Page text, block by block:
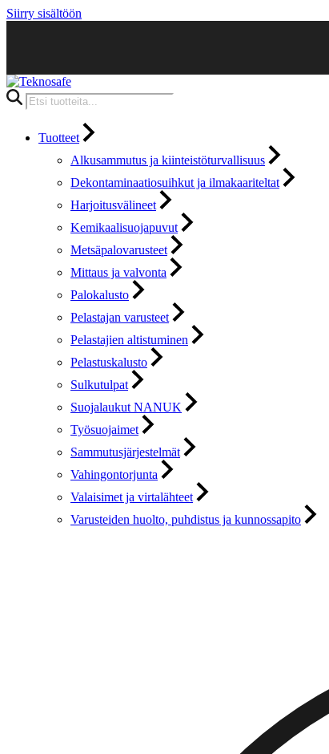
Siirry sisältöön
Products
search
Tuotteet
Alkusammutus ja kiinteistöturvallisuus
Dekontaminaatiosuihkut ja ilmakaariteltat
Harjoitusvälineet
Kemikaalisuojapuvut
Metsäpalovarusteet
Mittaus ja valvonta
Palokalusto
Pelastajan varusteet
Pelastajien altistuminen
Pelastuskalusto
Sulkutulpat
Suojalaukut NANUK
Työsuojaimet
Sammutusjärjestelmät
Vahingontorjunta
Valaisimet ja virtalähteet
Varusteiden huolto, puhdistus ja kunnossapito